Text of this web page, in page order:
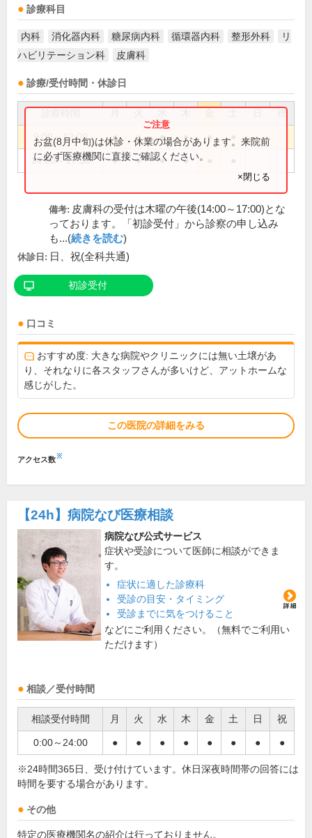
診療科目
内科 消化器内科 糖尿病内科 循環器内科 整形外科
リ
ハビリテーション科
皮膚科
診療/受付時間・休診日
祝
9:00～12:00 ● ● ● ● ●
14:00～17:30 ● ● ● ●
お盆(8月中旬)は休診・休業の場合があります。来院前
に必ず医療機関に直接ご確認ください。
×閉じる
備考: 皮膚科の受付は木曜の午後(14:00～17:00)とな
っております。「初診受付」から診察の申し込み
も...(続きを読む)
休診日: 日、祝(全科共通)
初診受付
口コミ
おすすめ度: 大きな病院やクリニックには無い土壌があ
り、それなりに各スタッフさんが多いけど、アットホームな
感じがした。
この医院の詳細をみる
アクセス数※
【24h】 病院なび医療相談
病院なび公式サービス
症状や受診について医師に相談ができま
す。
症状に適した診療科
受診の目安・タイミング
受診までに気をつけること
などにご利用ください。（無料でご利用い
ただけます）
相談／受付時間
相談受付時間 月 火 水 木 金 土 日 祝
0:00～24:00 ● ● ● ● ● ● ● ●
※24時間365日、受け付けています。休日深夜時間帯の回答には
時間を要する場合があります。
その他
特定の医療機関名の紹介は行っておりません。